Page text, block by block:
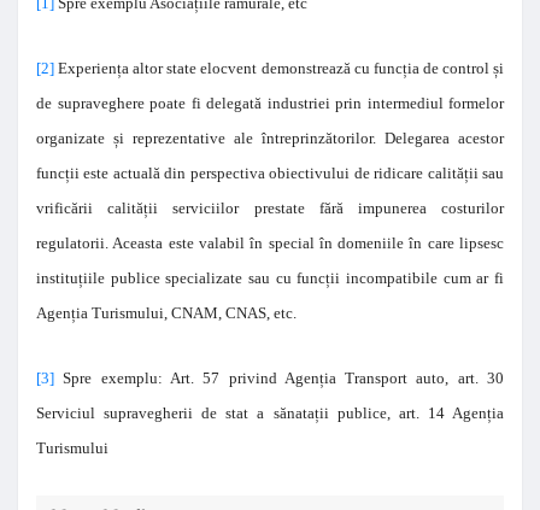
[2] Experiența altor state elocvent demonstrează cu funcția de control și
de supraveghere poate fi delegată industriei prin intermediul formelor
organizate și reprezentative ale întreprinzătorilor. Delegarea acestor
funcții este actuală din perspectiva obiectivului de ridicare calității sau
vrificării calității serviciilor prestate fără impunerea costurilor
regulatorii. Aceasta este valabil în special în domeniile în care lipsesc
instituțiile publice specializate sau cu funcții incompatibile cum ar fi
Agenția Turismului, CNAM, CNAS, etc.
[3] Spre exemplu: Art. 57 privind Agenția Transport auto, art. 30
Serviciul supravegherii de stat a sănatații publice, art. 14 Agenția
Turismului